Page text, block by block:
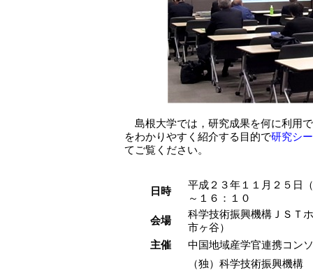
島根大学では，研究成果を何に利用
をわかりやすく紹介する目的で研究シ
てご覧ください。
日時
平成２３年１１月２５日
～１６：１０
会場
科学技術振興機構ＪＳＴ
市ヶ谷）
主催
中国地域産学官連携コン
（独）科学技術振興機構